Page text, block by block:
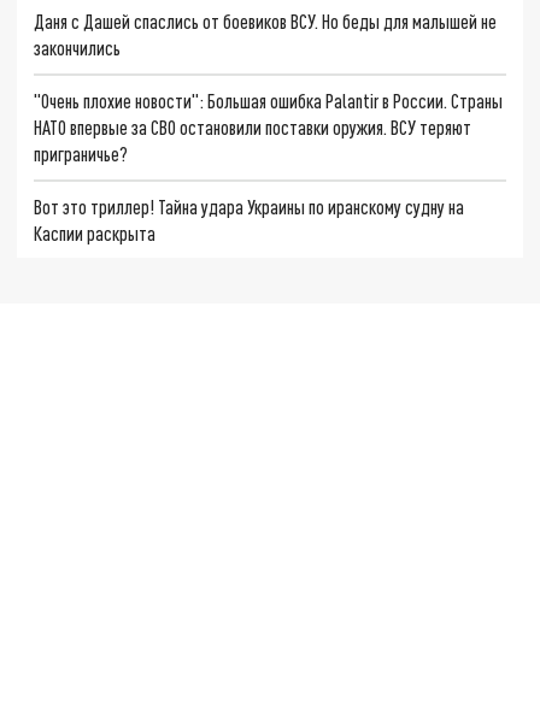
Даня с Дашей спаслись от боевиков ВСУ. Но беды для малышей не
закончились
"Очень плохие новости": Большая ошибка Palantir в России. Страны
НАТО впервые за СВО остановили поставки оружия. ВСУ теряют
приграничье?
Вот это триллер! Тайна удара Украины по иранскому судну на
Каспии раскрыта